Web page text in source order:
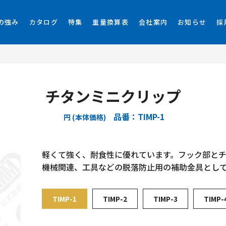
強み カタログ 特集 重量換算表 会社案内 お知らせ 採
チタンミニクリップ
円 (本体価格) 品番：TIMP-1
軽くて強く、耐食性に優れています。フック部と
機械関連、工具などの脱落防止用の補助金具とし
TIMP-1 TIMP-2 TIMP-3 TIMP-